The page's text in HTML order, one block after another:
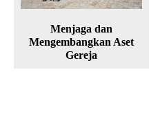
Menjaga dan
Mengembangkan Aset
Gereja